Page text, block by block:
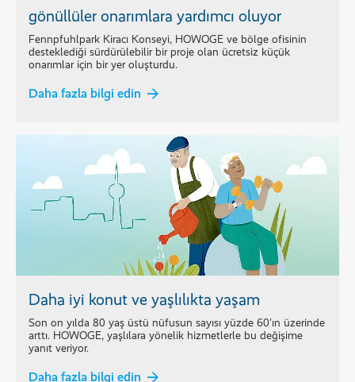
gönüllüler onarımlara yardımcı oluyor
Fennpfuhlpark Kiracı Konseyi, HOWOGE ve bölge ofisinin
desteklediği sürdürülebilir bir proje olan ücretsiz küçük
onarımlar için bir yer oluşturdu.
Daha fazla bilgi edin
Daha iyi konut ve yaşlılıkta yaşam
Son on yılda 80 yaş üstü nüfusun sayısı yüzde 60'ın üzerinde
arttı. HOWOGE, yaşlılara yönelik hizmetlerle bu değişime
yanıt veriyor.
Daha fazla bilgi edin